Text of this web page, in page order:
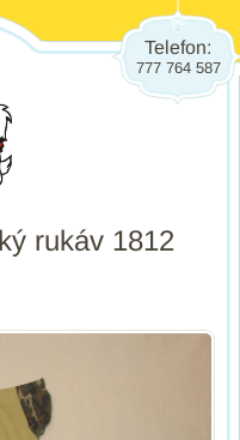
Telefon:
777 764 587
rukáv 1812